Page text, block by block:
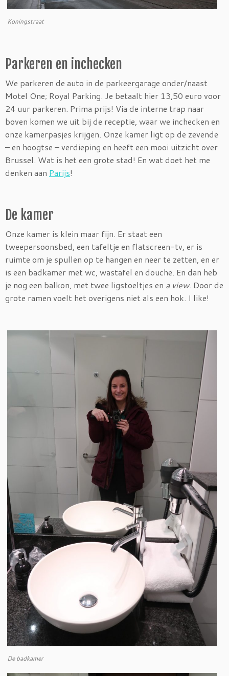
Koningstraat
Parkeren en inchecken
We parkeren de auto in de parkeergarage onder/naast
Motel One; Royal Parking. Je betaalt hier 13,50 euro voor
24 uur parkeren. Prima prijs! Via de interne trap naar
boven komen we uit bij de receptie, waar we inchecken en
onze kamerpasjes krijgen. Onze kamer ligt op de zevende
– en hoogtse – verdieping en heeft een mooi uitzicht over
Brussel. Wat is het een grote stad! En wat doet het me
denken aan Parijs!
De kamer
Onze kamer is klein maar fijn. Er staat een
tweepersoonsbed, een tafeltje en flatscreen-tv, er is
ruimte om je spullen op te hangen en neer te zetten, en er
is een badkamer met wc, wastafel en douche. En dan heb
je nog een balkon, met twee ligstoeltjes en a view. Door de
grote ramen voelt het overigens niet als een hok. I like!
De badkamer